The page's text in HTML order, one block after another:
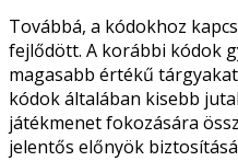
Továbbá, a kódokhoz
fejlődött. A korábbi kódok
magasabb értékű
kódok általában kisebb
játékmenet fokozására
jelentős előnyök